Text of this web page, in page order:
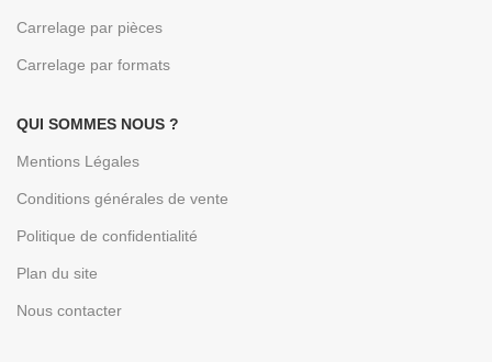
Carrelage par pièces
Carrelage par formats
QUI SOMMES NOUS ?
Mentions Légales
Conditions générales de vente
Politique de confidentialité
Plan du site
Nous contacter